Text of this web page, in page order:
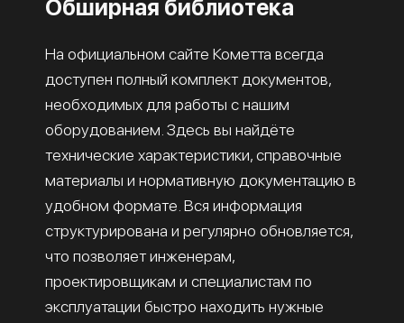
Обширная библиотека
На официальном сайте Кометта всегда
доступен полный комплект документов,
необходимых для работы с нашим
оборудованием. Здесь вы найдёте
технические характеристики, справочные
материалы и нормативную документацию в
удобном формате. Вся информация
структурирована и регулярно обновляется,
что позволяет инженерам,
проектировщикам и специалистам по
эксплуатации быстро находить нужные